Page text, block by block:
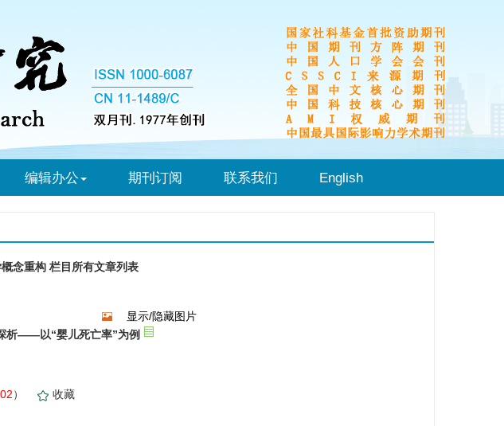
编辑办公 期刊订阅 联系我们 English
念重构 栏目所有文章列表
显示/隐藏图片
析——以“婴儿死亡率”为例
）
收藏